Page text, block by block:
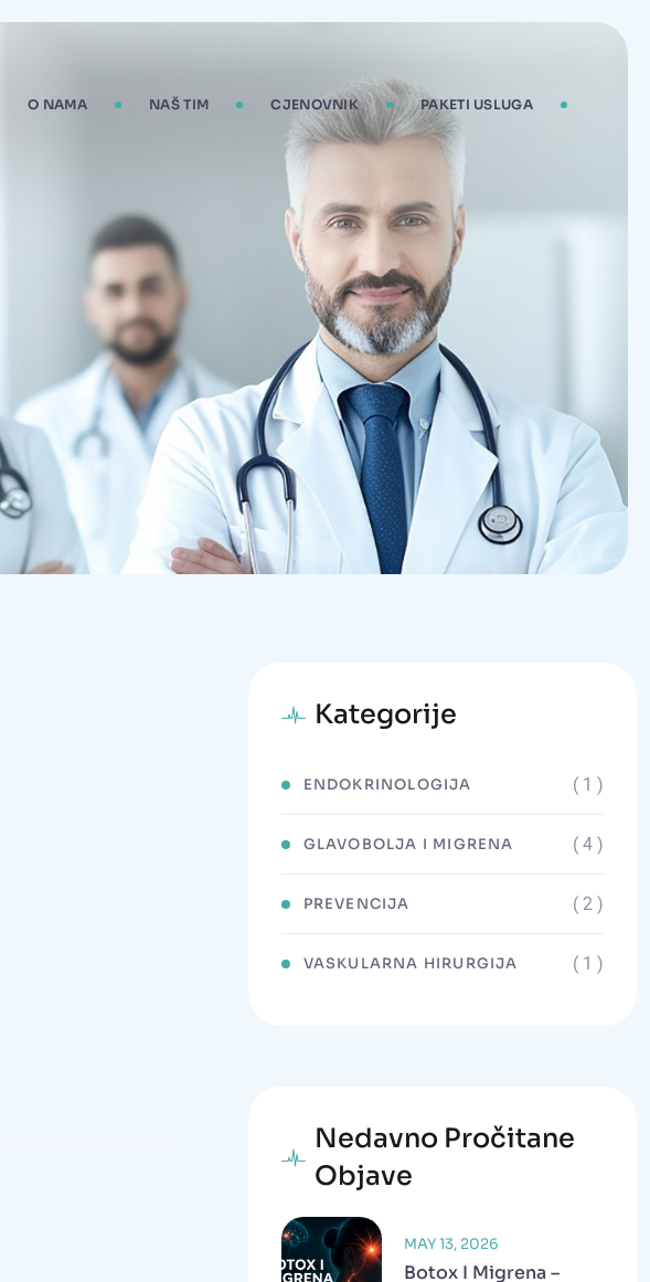
O NAMA NAŠ TIM CJENOVNIK PAKETI USLUGA
Kategorije
ENDOKRINOLOGIJA ( 1 )
GLAVOBOLJA I MIGRENA ( 4 )
PREVENCIJA ( 2 )
VASKULARNA HIRURGIJA ( 1 )
Nedavno Pročitane
Objave
Botox I Migrena –
MAY 13, 2026